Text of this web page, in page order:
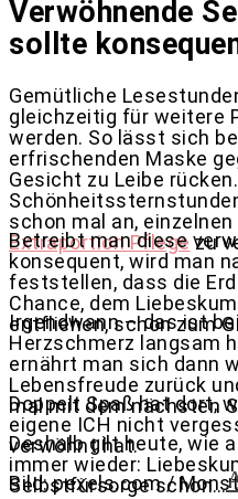
Verwöhnende
sollte
Gemütliche
gleichzeitig für weitere
werden. So lässt sich
erfrischenden Maske
Gesicht zu Leibe
schon mal an,
Extraportion Pflegezu
Betreibt man diese
konsequent, wird man
feststellen, dass die
Chance, dem
entfliehen, schon zum
Irgendwann – das ist
Herzschmerz langsam
ernährt man sich dann
Lebensfreude zurück
mal mit dem nächsten
Doppelt Spaß hat dort,
eigene ICH nicht
verwöhnt hat.
Deshalb gilt heute, wie
immer wieder:
Selbstfürsorge schon…!
Bild: pexels.com /